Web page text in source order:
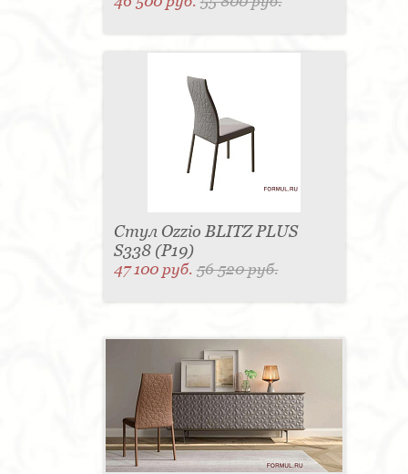
Стул Ozzio BLITZ PLUS
S338 (P19)
47 100 руб.56 520 руб.